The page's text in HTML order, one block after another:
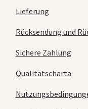
Lieferung
Rücksendung und
Sichere Zahlung
Qualitätscharta